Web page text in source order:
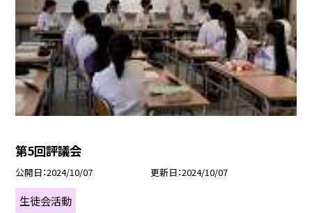
第5回評議会
公開日 2024/10/07 更新日 2024/10/07
生徒会活動